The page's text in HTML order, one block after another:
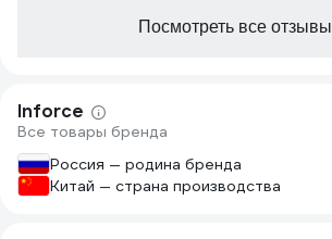
Посмотреть все отзывы
Inforce
Все товары бренда
Россия — родина бренда
Китай — страна производства